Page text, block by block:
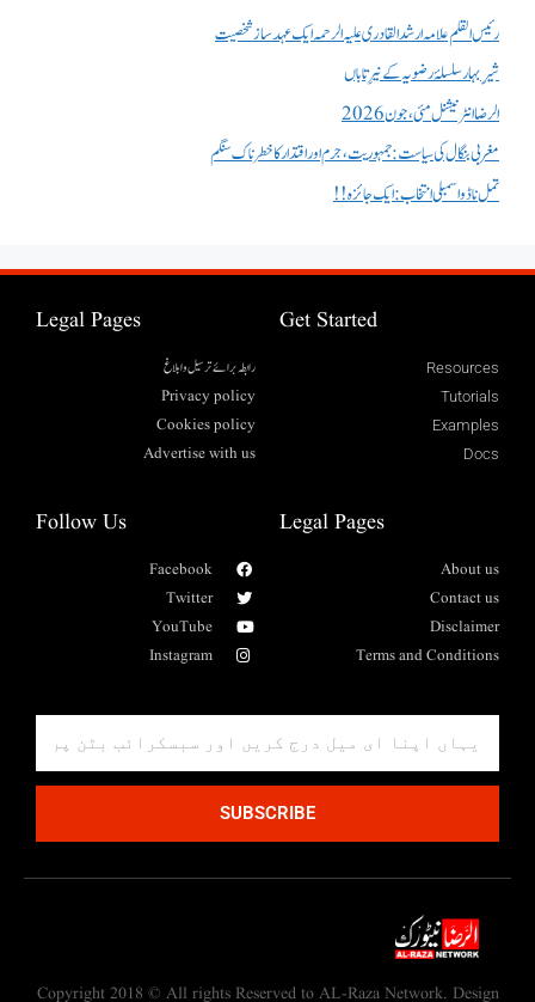
رئیس القلم علامہ ارشد القادری علیہ الرحمہ ایک عہد ساز شخصیت
شیرِ بہار سلسلۂ رضویہ کے نیرِ تاباں
الرضا انٹر نیشنل مئی، جون 2026
مغربی بنگال کی سیاست:جمہوریت، جرم اور اقتدار کا خطرناک سنگم
تمل ناڈو اسمبلی انتخاب : ایک جائزہ !!
Get Started
Resources
Tutorials
Examples
Docs
Legal Pages
رابطہ برائے ترسیل وابلاغ
Privacy policy
Cookies policy
Advertise with us
Legal Pages
About us
Contact us
Disclaimer
Terms and Conditions
Follow Us
Facebook
Twitter
YouTube
Instagram
SUBSCRIBE
Copyright 2018 © All rights Reserved to AL-Raza Network. Design